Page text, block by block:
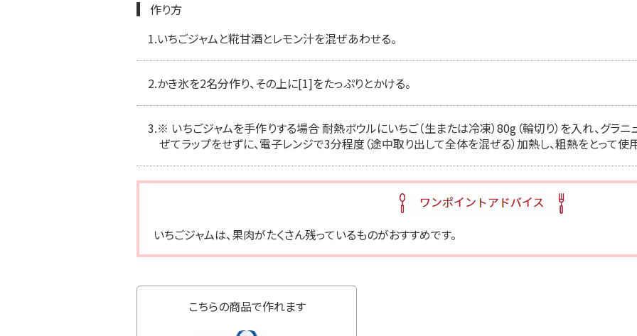
作り方
1.いちごジャムと糀甘酒とレモン汁を混ぜあわせる。
2.かき氷を2名分作り、その上に[1]をたっぷりとかける。
3.※ いちごジャムを手作りする場合 耐熱ボウルにいちご（生または冷凍）80g（輪切り）を入れ、グラ
ぜてラップをせずに、電子レンジで3分程度（途中取り出して全体を混ぜる）加熱し、粗熱をとって使
いちごジャムは、果肉がたくさん残っているものがおすすめです。
こちらの商品で作れます